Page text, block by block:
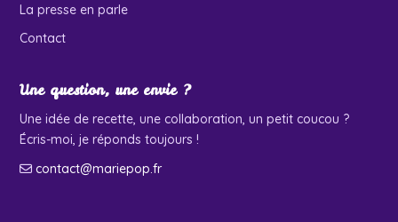
La presse en parle
Contact
Une question, une envie ?
Une idée de recette, une collaboration, un petit coucou ?
Écris-moi, je réponds toujours !
contact@mariepop.fr